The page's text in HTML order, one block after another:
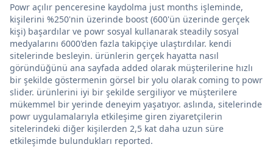
Powr açılır penceresine kaydolma just months işleminde,
kişilerini %250'nin üzerinde boost (600'ün üzerinde gerçek
kişi) başardılar ve powr sosyal kullanarak steadily sosyal
medyalarını 6000'den fazla takipçiye ulaştırdılar. kendi
sitelerinde besleyin. ürünlerin gerçek hayatta nasıl
göründüğünü ana sayfada added olarak müşterilerine hızlı
bir şekilde göstermenin görsel bir yolu olarak coming to powr
slider. ürünlerini iyi bir şekilde sergiliyor ve müşterilere
mükemmel bir yerinde deneyim yaşatıyor. aslında, sitelerinde
powr uygulamalarıyla etkileşime giren ziyaretçilerin
sitelerindeki diğer kişilerden 2,5 kat daha uzun süre
etkileşimde bulundukları reported.